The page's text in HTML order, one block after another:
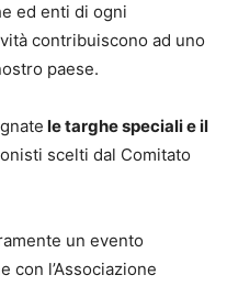
ed enti di ogni
contribuiscono ad uno
paese.
le targhe speciali e il
scelti dal Comitato
un evento
con l’Associazione